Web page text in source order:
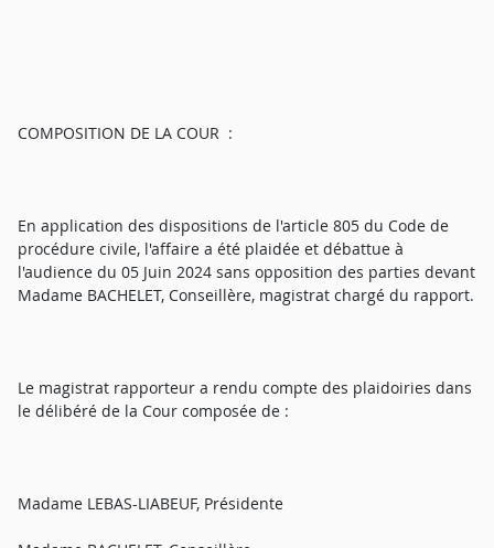
COMPOSITION DE LA COUR :
En application des dispositions de l'article 805 du Code de
procédure civile, l'affaire a été plaidée et débattue à
l'audience du 05 Juin 2024 sans opposition des parties devant
Madame BACHELET, Conseillère, magistrat chargé du rapport.
Le magistrat rapporteur a rendu compte des plaidoiries dans
le délibéré de la Cour composée de :
Madame LEBAS-LIABEUF, Présidente